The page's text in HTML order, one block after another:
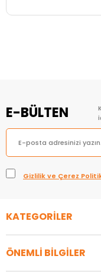
E-BÜLTEN
Gizlilik ve Çerez
KATEGORİLER
ÖNEMLİ BİLGİLER